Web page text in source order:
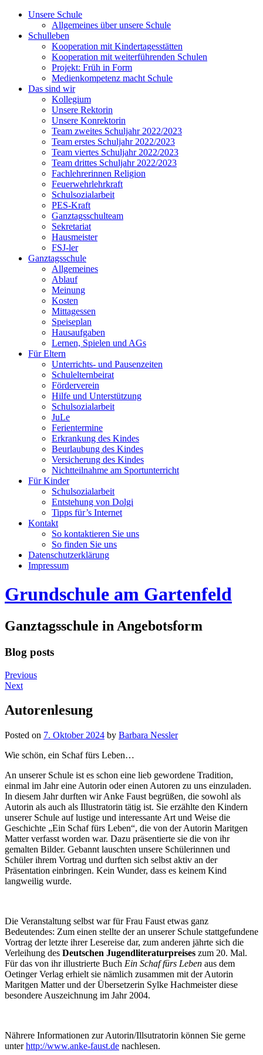
Unsere Schule
Allgemeines über unsere Schule
Schulleben
Kooperation mit Kindertagesstätten
Kooperation mit weiterführenden Schulen
Projekt: Früh in Form
Medienkompetenz macht Schule
Das sind wir
Kollegium
Unsere Rektorin
Unsere Konrektorin
Team zweites Schuljahr 2022/2023
Team erstes Schuljahr 2022/2023
Team viertes Schuljahr 2022/2023
Team drittes Schuljahr 2022/2023
Fachlehrerinnen Religion
Feuerwehrlehrkraft
Schulsozialarbeit
PES-Kraft
Ganztagsschulteam
Sekretariat
Hausmeister
FSJ-ler
Ganztagsschule
Allgemeines
Ablauf
Meinung
Kosten
Mittagessen
Speiseplan
Hausaufgaben
Lernen, Spielen und AGs
Für Eltern
Unterrichts- und Pausenzeiten
Schulelternbeirat
Förderverein
Hilfe und Unterstützung
Schulsozialarbeit
JuLe
Ferientermine
Erkrankung des Kindes
Beurlaubung des Kindes
Versicherung des Kindes
Nichtteilnahme am Sportunterricht
Für Kinder
Schulsozialarbeit
Entstehung von Dolgi
Tipps für’s Internet
Kontakt
So kontaktieren Sie uns
So finden Sie uns
Datenschutzerklärung
Impressum
Grundschule am Gartenfeld
Ganztagsschule in Angebotsform
Blog posts
Previous
Next
Autorenlesung
Posted on 7. Oktober 2024 by Barbara Nessler
Wie schön, ein Schaf fürs Leben…
An unserer Schule ist es schon eine lieb gewordene Tradition,
einmal im Jahr eine Autorin oder einen Autoren zu uns einzuladen.
In diesem Jahr durften wir Anke Faust begrüßen, die sowohl als
Autorin als auch als Illustratorin tätig ist. Sie erzählte den Kindern
unserer Schule auf lustige und interessante Art und Weise die
Geschichte „Ein Schaf fürs Leben“, die von der Autorin Maritgen
Matter verfasst worden war. Dazu präsentierte sie die von ihr
gemalten Bilder. Gebannt lauschten unsere Schülerinnen und
Schüler ihrem Vortrag und durften sich selbst aktiv an der
Präsentation einbringen. Kein Wunder, dass es keinem Kind
langweilig wurde.
Die Veranstaltung selbst war für Frau Faust etwas ganz
Bedeutendes: Zum einen stellte der an unserer Schule stattgefundene
Vortrag der letzte ihrer Lesereise dar, zum anderen jährte sich die
Verleihung des Deutschen Jugendliteraturpreises zum 20. Mal.
Für das von ihr illustrierte Buch Ein Schaf fürs Leben aus dem
Oetinger Verlag erhielt sie nämlich zusammen mit der Autorin
Maritgen Matter und der Übersetzerin Sylke Hachmeister diese
besondere Auszeichnung im Jahr 2004.
Nährere Informationen zur Autorin/Illsutratorin können Sie gerne
unterhttp://www.anke-faust.de nachlesen.